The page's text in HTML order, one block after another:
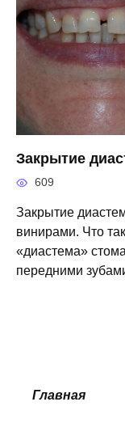
Закрытие
609
Закрытие
винирами. Что
«диастема»
передними
Главная